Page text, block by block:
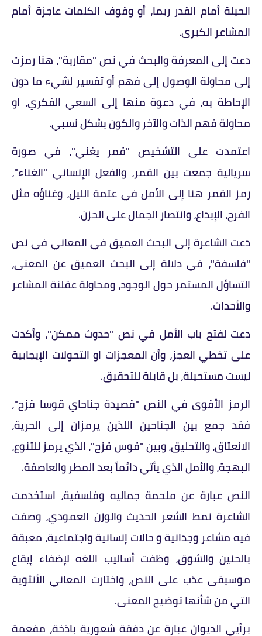
الحيلة أمام القدر ربما، أو وقوف الكلمات عاجزة أمام
المشاعر الكبرى.
دعت إلى المعرفة والبحث في نص "مقاربة"، هنا رمزت
إلى محاولة الوصول إلى فهم أو تفسير لشيء ما دون
الإحاطة به، في دعوة منها إلى السعي الفكري، او
محاولة فهم الذات والآخر والكون بشكل نسبي.
اعتمدت على التشخيص "قمر يغني"، في صورة
سريالية جمعت بين القمر، والفعل الإنساني "الغناء"،
رمز القمر هنا إلى الأمل في عتمة الليل، وغناؤه مثل
الفرح، الإبداع، وانتصار الجمال على الحزن.
دعت الشاعرة إلى البحث العميق في المعاني في نص
"فلسفة"، في دلالة إلى البحث العميق عن المعنى،
التساؤل المستمر حول الوجود، ومحاولة عقلنة المشاعر
والأحداث.
دعت لفتح باب الأمل في نص "حدوث ممكن"، وأكدت
على تخطي العجز، وأن المعجزات او التحولات الإيجابية
ليست مستحيلة، بل قابلة للتحقيق.
الرمز الأقوى في النص "قصيدة جناحاي قوسا قزح"،
فقد جمع بين الجناحين اللذين يرمزان إلى الحرية،
الانعتاق، والتحليق، وبين "قوس قزح"، الذي يرمز للتنوع،
البهجة، والأمل الذي يأتي دائماً بعد المطر والعاصفة.
النص عبارة عن ملحمة جماليه وفلسفية، استخدمت
الشاعرة نمط الشعر الحديث والوزن العمودي، وصفت
فيه مشاعر وجدانية و حالات إنسانية واجتماعية، معبقة
بالحنين والشوق، وظفت أساليب اللغه لإضفاء إيقاع
موسيقى عذب على النص، واختارت المعاني الأنثوية
التي من شأنها توضيح المعنى.
برأيي الديوان عبارة عن دفقة شعورية باذخة، مفعمة